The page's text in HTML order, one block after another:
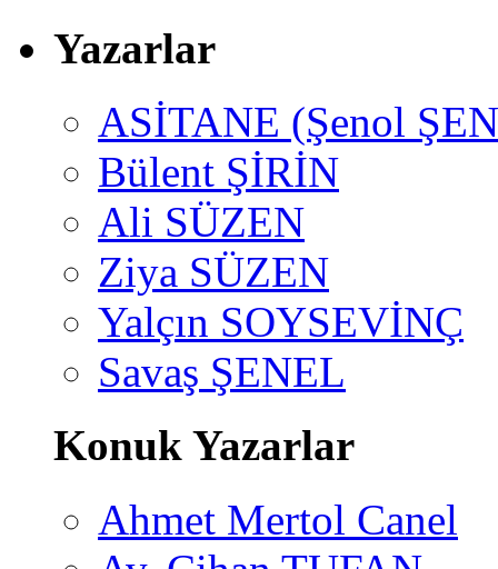
Yazarlar
ASİTANE (Şenol
Bülent ŞİRİN
Ali SÜZEN
Ziya SÜZEN
Yalçın SOYSEVİNÇ
Savaş ŞENEL
Konuk Yazarlar
Ahmet Mertol Canel